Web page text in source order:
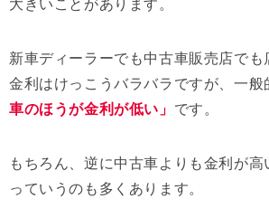
大きいことがあります。
新車ディーラーでも中古車販売店でも
金利はけっこうバラバラですが、一般
車のほうが金利が低い」 です。
もちろん、逆に中古車よりも金利が高
っていうのも多くあります。